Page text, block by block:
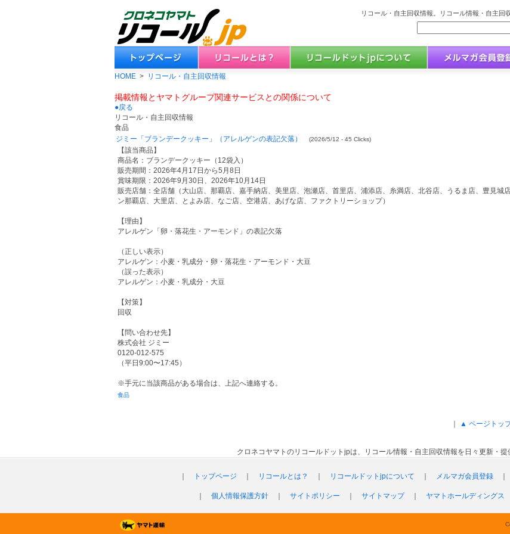
リコール・自主回収情報。リコール情報・自主回
HOME > リコール・自主回収情報
掲載情報とヤマトグループ関連サービスとの関係について
●戻る
リコール・自主回収情報
食品
ジミー「ブランデークッキー」（アレルゲンの表記欠落）
(2026/5/12 - 45 Clicks)
【該当商品】
商品名：ブランデークッキー（12袋入）
販売期間：2026年4月17日から5月8日
賞味期限：2026年9月30日、2026年10月14日
販売店舗：全店舗（大山店、那覇店、嘉手納店、美里店、泡瀬店、首里店、浦添店、糸満店、北谷店、うるま店、豊見城
ン那覇店、大里店、とよみ店、なご店、空港店、あげな店、ファクトリーショップ）
【理由】
アレルゲン「卵・落花生・アーモンド」の表記欠落
（正しい表示）
アレルゲン：小麦・乳成分・卵・落花生・アーモンド・大豆
（誤った表示）
アレルゲン：小麦・乳成分・大豆
【対策】
回収
【問い合わせ先】
株式会社 ジミー
0120-012-575
（平日9:00〜17:45）
※手元に当該商品がある場合は、上記へ連絡する。
食品
▲ ページトッ
クロネコヤマトのリコールドットjpは、リコール情報・自主回収情報を日々更新・提
トップページ リコールとは？ リコールドットjpについて メルマガ会員登録
個人情報保護方針 サイトポリシー サイトマップ｜ ヤマトホールディングス